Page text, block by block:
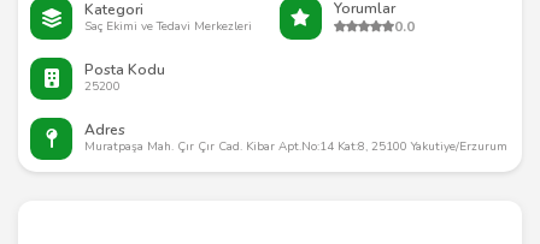
Kategori
Saç Ekimi ve Tedavi Merkezleri
Yorumlar
0.0
Posta Kodu
25200
Adres
Muratpaşa Mah. Çır Çır Cad. Kibar Apt.No:14 Kat:8, 25100 Yakutiye/Erzurum